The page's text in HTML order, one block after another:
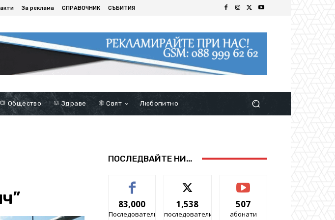
За реклама СПРАВОЧНИК СЪБИТИЯ
Общество Здраве Свят Любопитно
ПОСЛЕДВАЙТЕ НИ...
83,000
Последователи
1,538
последователи
507
абонати